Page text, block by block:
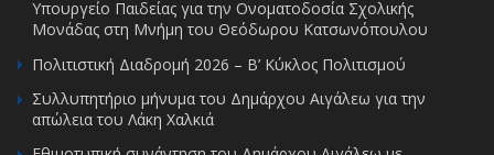
Υπουργείο Παιδείας για την Ονοματοδοσία Σχολικής
Μονάδας στη Μνήμη του Θεόδωρου Κατσωνόπουλου
Πολιτιστική Διαδρομή 2026 – Β’ Κύκλος Πολιτισμού
Συλλυπητήριο μήνυμα του Δημάρχου Αιγάλεω για την
απώλεια του Λάκη Χαλκιά